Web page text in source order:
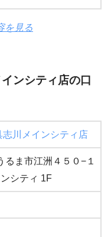
を見る
ンシティ店の口
志川メインシティ店
ま市江洲４５０−１
シティ 1F